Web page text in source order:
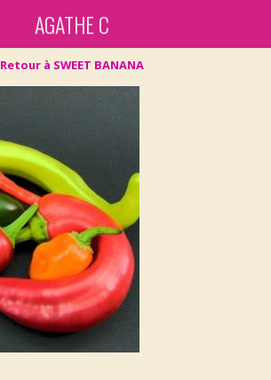
AGATHE C
Retour à SWEET BANANA